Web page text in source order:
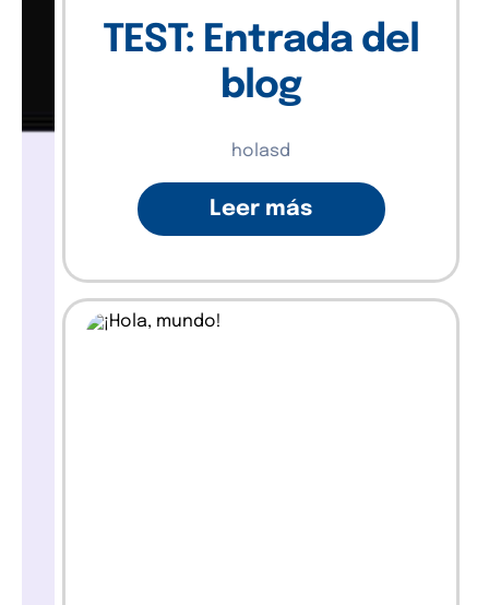
TEST: Entrada del
blog
holasd
Leer más